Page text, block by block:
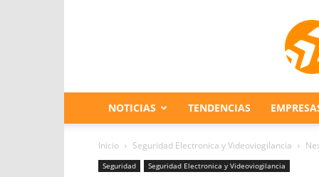
NOTICIAS TENDENCIAS
Inicio Seguridad Electronica y Videoviogilancia
Seguridad Seguridad Electronica y Videoviogilancia